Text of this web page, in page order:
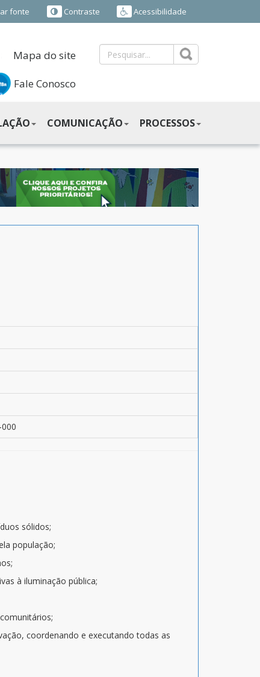
fonte Contraste Acessibilidade
Mapa do site
Fale Conosco
COMUNICAÇÃO PROCESSOS
sólidos;
população;
à iluminação pública;
coordenando e executando todas as